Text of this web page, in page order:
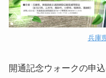
兵庫
開通記念ウォークの申